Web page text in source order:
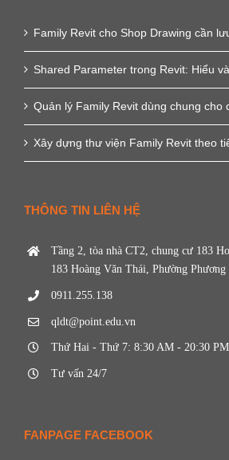
Family Revit cho Shop Drawing cần
Shared Parameter trong Revit: Hiểu
Quản lý Family Revit dùng chung cho
Xây dựng thư viện Family Revit theo
THÔNG TIN LIÊN HỆ
Tầng 2, tòa nhà CT2, chung cư 183
183 Hoàng Văn Thái, Phường
0911.255.138
qldt@point.edu.vn
Thứ Hai - Thứ 7: 8:30 AM - 20:30 PM
Tư vấn 24/7
FANPAGE FACEBOOK